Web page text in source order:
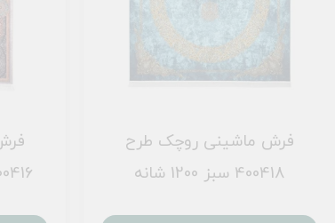
400416 خاکستری
فرش ماشینی روچک طرح
400418 سبز 1200 شانه